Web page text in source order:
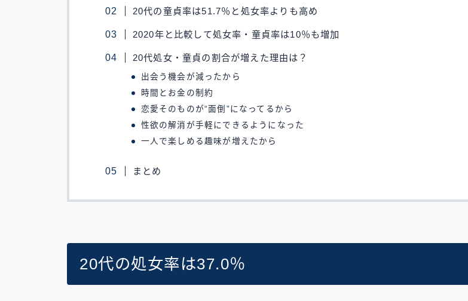
20代の童貞率は51.7％と処女率よりも高め
2020年と比較して処女率・童貞率は10％も増加
20代処女・童貞の割合が増えた理由は？
出会う機会が減ったから
時間とお金の制約
恋愛そのものが“面倒”になってるから
性欲の解消が手軽にできるようになった
一人で楽しめる趣味が増えたから
まとめ
20代の処女率は37.0％